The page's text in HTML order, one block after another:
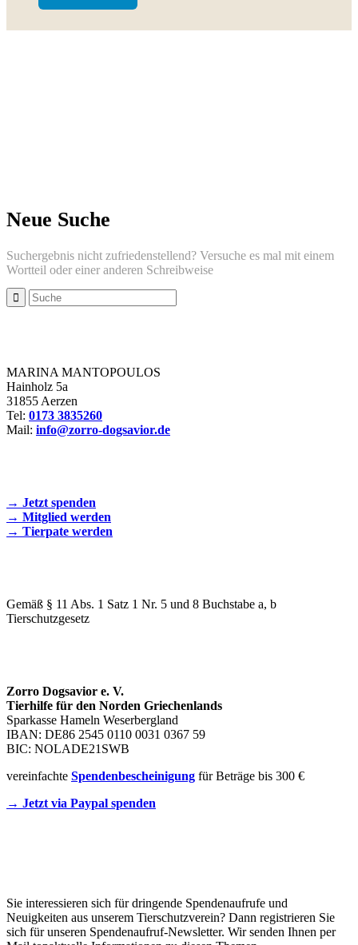
Neue Suche
Suchergebnis nicht zufriedenstellend? Versuche es mal mit einem
Wortteil oder einer anderen Schreibweise
MARINA MANTOPOULOS
Hainholz 5a
31855 Aerzen
Tel: 0173 3835260
Mail: info@zorro-dogsavior.de
→ Jetzt spenden
→ Mitglied werden
→ Tierpate werden
Gemäß § 11 Abs. 1 Satz 1 Nr. 5 und 8 Buchstabe a, b
Tierschutzgesetz
Zorro Dogsavior e. V.
Tierhilfe für den Norden Griechenlands
Sparkasse Hameln Weserbergland
IBAN: DE86 2545 0110 0031 0367 59
BIC: NOLADE21SWB
vereinfachte Spendenbescheinigung für Beträge bis 300 €
→ Jetzt via Paypal spenden
Sie interessieren sich für dringende Spendenaufrufe und
Neuigkeiten aus unserem Tierschutzverein? Dann registrieren Sie
sich für unseren Spendenaufruf-Newsletter. Wir senden Ihnen per